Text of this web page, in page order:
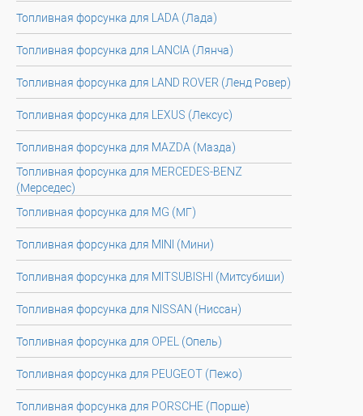
Топливная форсунка для LADA (Лада)
Топливная форсунка для LANCIA (Лянча)
Топливная форсунка для LAND ROVER (Ленд Ровер)
Топливная форсунка для LEXUS (Лексус)
Топливная форсунка для MAZDA (Мазда)
Топливная форсунка для MERCEDES-BENZ
(Мерседес)
Топливная форсунка для MG (МГ)
Топливная форсунка для MINI (Мини)
Топливная форсунка для MITSUBISHI (Митсубиши)
Топливная форсунка для NISSAN (Ниссан)
Топливная форсунка для OPEL (Опель)
Топливная форсунка для PEUGEOT (Пежо)
Топливная форсунка для PORSCHE (Порше)